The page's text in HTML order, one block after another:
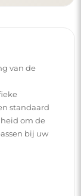
van de
standaard
om de
bij uw